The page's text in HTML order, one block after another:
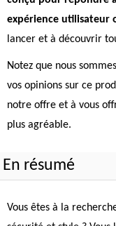
expérience utilisateur
lancer et à découvrir
Notez que nous
vos opinions sur ce
notre offre et à vous
plus agréable.
En résumé
Vous êtes à la